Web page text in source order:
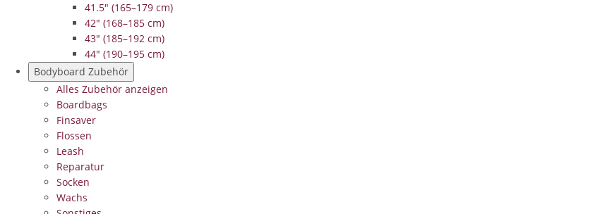
41.5" (165–179 cm)
42" (168–185 cm)
43" (185–192 cm)
44" (190–195 cm)
Bodyboard Zubehör
Alles Zubehör anzeigen
Boardbags
Finsaver
Flossen
Leash
Reparatur
Socken
Wachs